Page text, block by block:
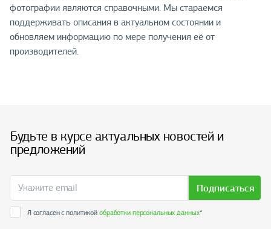
фотографии являются справочными. Мы стараемся
поддерживать описания в актуальном состоянии и
обновляем информацию по мере получения её от
производителей.
Будьте в курсе актуальных новостей и
предложений
Подписаться
Я согласен с политикойобработки персональных данных*